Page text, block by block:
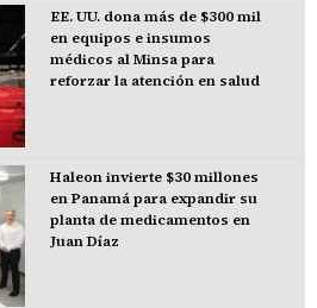
EE. UU. dona más de $300 mil
en equipos e insumos
médicos al Minsa para
reforzar la atención en salud
Haleon invierte $30 millones
en Panamá para expandir su
planta de medicamentos en
Juan Díaz